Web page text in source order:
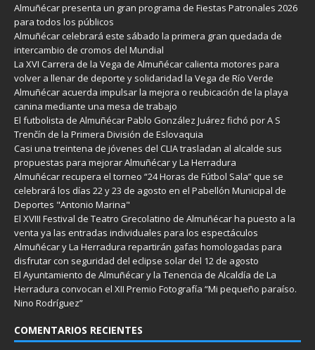
Almuñécar presenta un gran programa de Fiestas Patronales 2026
para todos los públicos
Almuñécar celebrará este sábado la primera gran quedada de
intercambio de cromos del Mundial
La XVI Carrera de la Vega de Almuñécar calienta motores para
volver a llenar de deporte y solidaridad la Vega de Río Verde
Almuñécar acuerda impulsar la mejora o reubicación de la playa
canina mediante una mesa de trabajo
El futbolista de Almuñécar Pablo González Juárez fichó por A S
Trenčín de la Primera División de Eslovaquia
Casi una treintena de jóvenes del CLIA trasladan al alcalde sus
propuestas para mejorar Almuñécar y La Herradura
Almuñécar recupera el torneo “24 Horas de Fútbol Sala” que se
celebrará los días 22 y 23 de agosto en el Pabellón Municipal de
Deportes "Antonio Marina"
El XVIII Festival de Teatro Grecolatino de Almuñécar ha puesto a la
venta ya las entradas individuales para los espectáculos
Almuñécar y La Herradura repartirán gafas homologadas para
disfrutar con seguridad del eclipse solar del 12 de agosto
El Ayuntamiento de Almuñécar y la Tenencia de Alcaldía de La
Herradura convocan el XII Premio Fotografía “Mi pequeño paraíso.
Nino Rodríguez”
COMENTARIOS RECIENTES